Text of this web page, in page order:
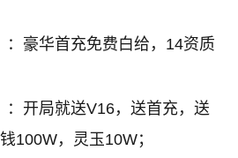
豪华首充免费白给，14资质
开局就送V16，送首充，送
100W，灵玉10W；